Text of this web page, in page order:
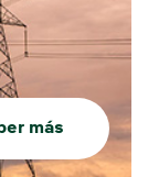
más